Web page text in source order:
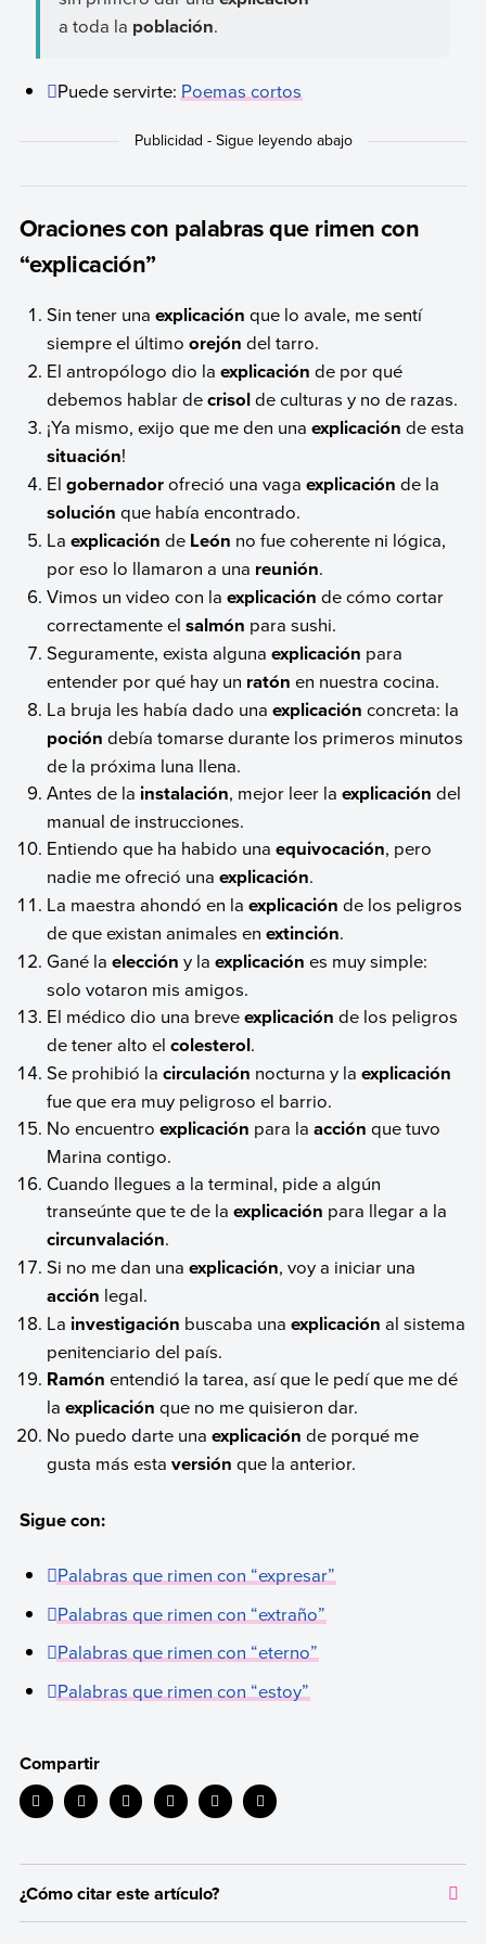
a toda la población.
Puede servirte: Poemas cortos
Oraciones con palabras que rimen con
“explicación”
Sin tener unaexplicación que lo avale, me sentí
siempre el últimoorejón del tarro.
El antropólogo dio laexplicación de por qué
debemos hablar decrisolde culturas y no de razas.
¡Ya mismo, exijo que me den unaexplicación de esta
situación!
Elgobernadorofreció una vagaexplicación de la
solución que había encontrado.
Laexplicación de León no fue coherente ni lógica,
por eso lo llamaron a una reunión.
Vimos un video con laexplicación de cómo cortar
correctamente elsalmón para sushi.
Seguramente, exista algunaexplicación para
entender por qué hay un ratón en nuestra cocina.
La bruja les había dado unaexplicación concreta: la
poción debía tomarse durante los primeros minutos
de la próxima luna llena.
Antes de la instalación, mejor leer laexplicación del
manual de instrucciones.
Entiendo que ha habido unaequivocación, pero
nadie me ofreció unaexplicación.
La maestra ahondó en laexplicación de los peligros
de que existan animales enextinción.
Gané laelección y laexplicación es muy simple:
solo votaron mis amigos.
El médico dio una breveexplicación de los peligros
de tener alto elcolesterol.
Se prohibió lacirculación nocturna y laexplicación
fue que era muy peligroso el barrio.
No encuentroexplicación para laacción que tuvo
Marina contigo.
Cuando llegues a la terminal, pide a algún
transeúnte que te de laexplicación para llegar a la
circunvalación.
Si no me dan unaexplicación, voy a iniciar una
acción legal.
La investigación buscaba unaexplicación al sistema
penitenciario del país.
Ramón entendió la tarea, así que le pedí que me dé
laexplicación que no me quisieron dar.
No puedo darte unaexplicación de porqué me
gusta más estaversión que la anterior.
Sigue con:
Palabras que rimen con “expresar”
Palabras que rimen con “extraño”
Palabras que rimen con “eterno”
Palabras que rimen con “estoy”
Compartir
¿Cómo citar este artículo?